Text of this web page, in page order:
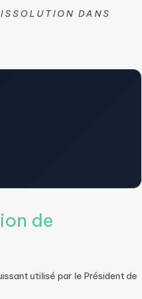
DANS
de
utilisé par le Président de